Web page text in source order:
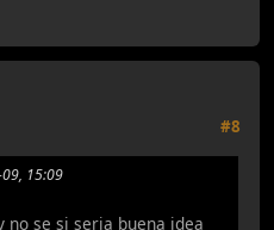
#8
15:09
no se si seria buena idea